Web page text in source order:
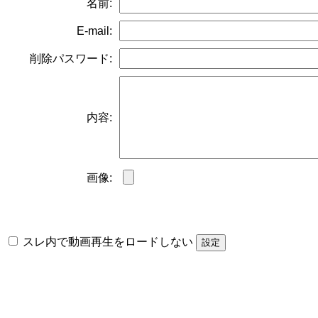
名前:
E-mail:
削除パスワード:
内容:
画像:
スレ内で動画再生をロードしない